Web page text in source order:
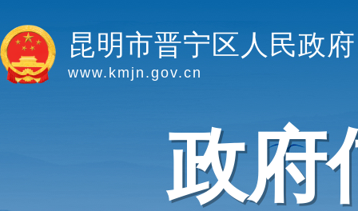
昆明市晋宁区人民政府
www.kmjn.gov.cn
政府